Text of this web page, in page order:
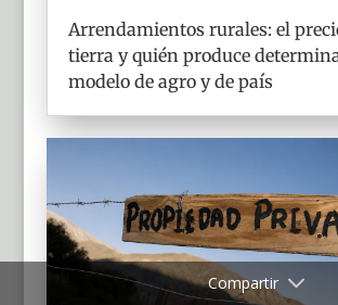
Arrendamientos rurales: el
tierra y quién produce
modelo de agro y de país
Compartir